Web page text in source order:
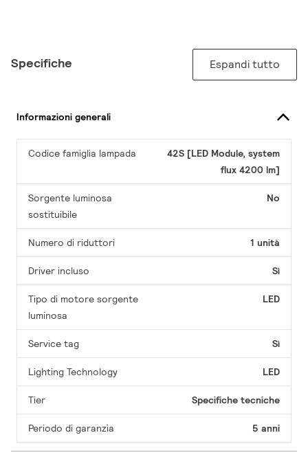
Specifiche Espandi tutto
Informazioni generali
Codice famiglia lampada
42S [LED Module, system
flux 4200 lm]
Sorgente luminosa
sostituibile
No
Numero di riduttori 1 unità
Driver incluso Sì
Tipo di motore sorgente
luminosa
LED
Service tag Sì
Lighting Technology LED
Tier Specifiche tecniche
Periodo di garanzia 5 anni